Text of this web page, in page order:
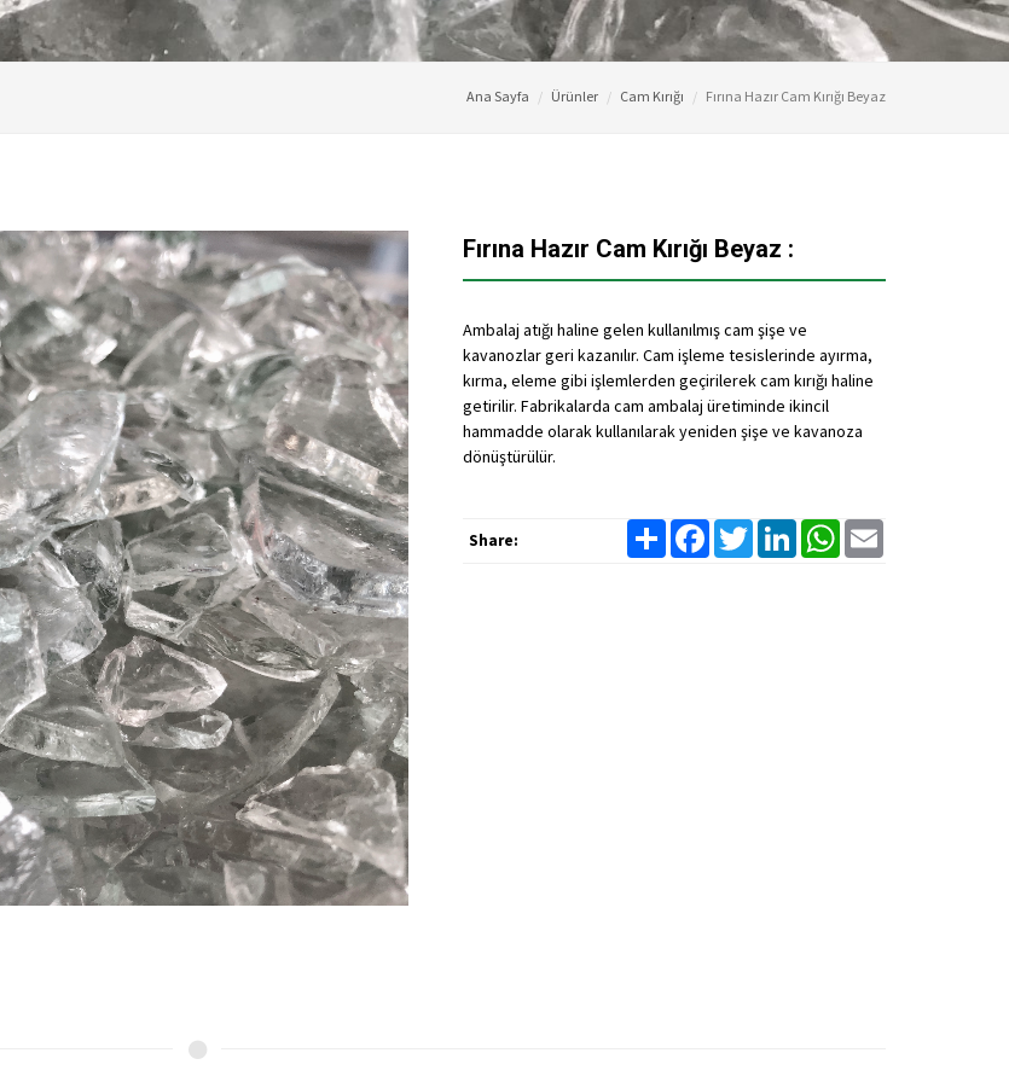
Ana Sayfa Ürünler Cam Kırığı Fırına Hazır Cam Kırığı Beyaz
Fırına Hazır Cam Kırığı Beyaz :
Ambalaj atığı haline gelen kullanılmış cam şişe ve
kavanozlar geri kazanılır. Cam işleme tesislerinde ayırma,
kırma, eleme gibi işlemlerden geçirilerek cam kırığı haline
getirilir. Fabrikalarda cam ambalaj üretiminde ikincil
hammadde olarak kullanılarak yeniden şişe ve kavanoza
dönüştürülür.
Share: Share FacebookTwitterLinkedInWhatsApp